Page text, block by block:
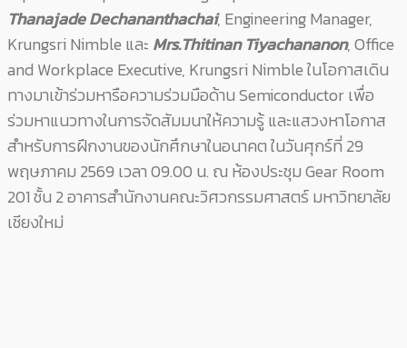
Thanajade Dechananthachai, Engineering Manager,
Krungsri Nimble และ Mrs.Thitinan Tiyachananon, Office
and Workplace Executive, Krungsri Nimble ในโอกาสเดิน
ทางมาเข้าร่วมหารือความร่วมมือด้าน Semiconductor เพื่อ
ร่วมหาแนวทางในการจัดสัมมนาให้ความรู้ และแสวงหาโอกาส
สำหรับการฝึกงานของนักศึกษาในอนาคต ในวันศุกร์ที่ 29
พฤษภาคม 2569 เวลา 09.00 น. ณ ห้องประชุม Gear Room
201 ชั้น 2 อาคารสำนักงานคณะวิศวกรรมศาสตร์ มหาวิทยาลัย
เชียงใหม่